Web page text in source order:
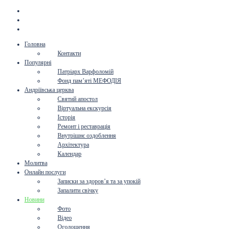
Головна
Контакти
Популярні
Патріарх Варфоломій
Фонд пам’яті МЕФОДІЯ
Андріївська церква
Святий апостол
Віртуальна екскурсія
Історія
Ремонт і реставрація
Внутрішнє оздоблення
Архітектура
Календар
Молитва
Онлайн послуги
Записки за здоров’я та за упокій
Запалити свічку
Новини
Фото
Відео
Оголошення